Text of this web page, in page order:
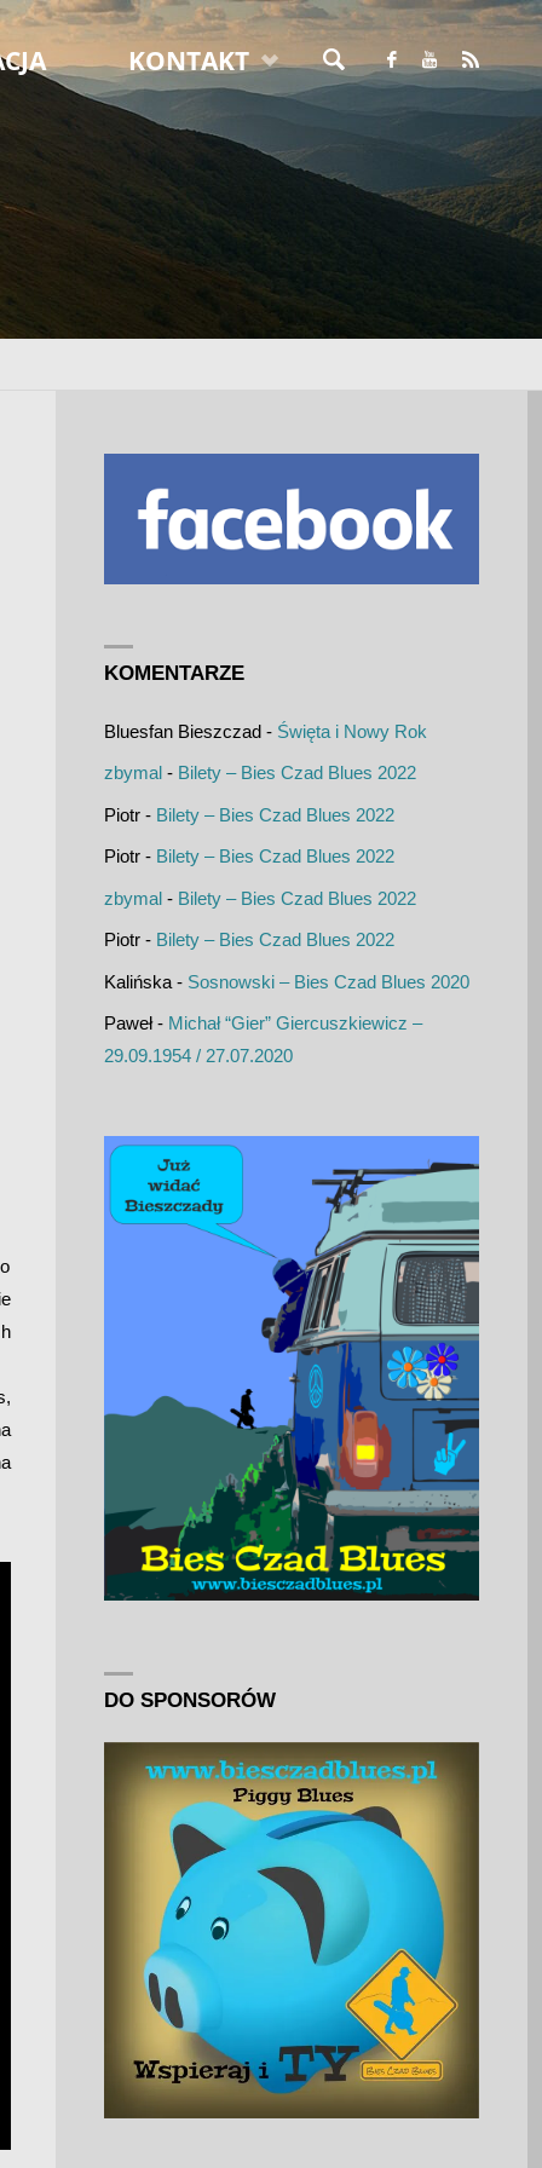
KONTAKT
SZUKAJ
KOMENTARZE
Bluesfan Bieszczad- Święta i Nowy Rok
zbymal- Bilety – Bies Czad Blues 2022
Piotr- Bilety – Bies Czad Blues 2022
Piotr- Bilety – Bies Czad Blues 2022
zbymal- Bilety – Bies Czad Blues 2022
Piotr- Bilety – Bies Czad Blues 2022
Kalińska- Sosnowski – Bies Czad Blues 2020
Paweł- Michał “Gier” Giercuszkiewicz –
29.09.1954 / 27.07.2020
DO SPONSORÓW